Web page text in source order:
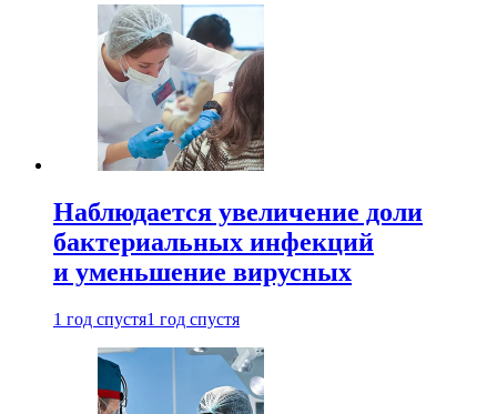
Наблюдается увеличение доли
бактериальных инфекций
и уменьшение вирусных
1 год спустя1 год спустя